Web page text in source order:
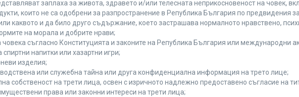
заплаха за живота, здравето и/или телесната неприкосновеност на човек,
които не са одобрени за разпространение в Република България по предвидения
каквото и да било друго съдържание, което застрашава нормалното нравствено,
на морала и добрите нрави;
съгласно Конституцията и законите на Република България или международни
напитки или хазартни игри;
изделия;
или служебна тайна или друга конфиденциална информация на трето лице;
собственост на трети лица, освен с изричното надлежно предоставено съгласие на
права или законни интереси на трети лица;